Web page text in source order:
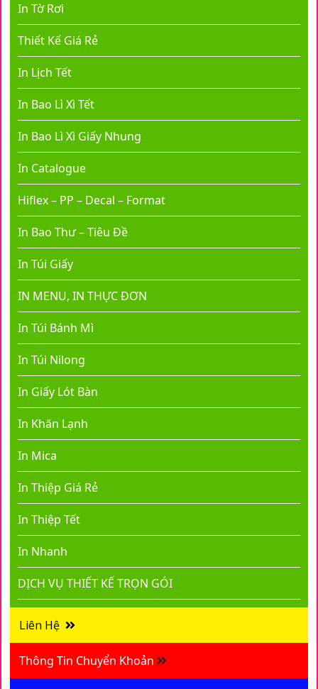
In Tờ Rơi
Thiết Kế Giá Rẻ
In Lịch Tết
In Bao Lì Xì Tết
In Bao Lì Xì Giấy Nhung
In Catalogue
Hiflex – PP – Decal – Format
In Bao Thư – Tiêu Đề
In Túi Giấy
IN MENU, IN THỰC ĐƠN
In Túi Bánh Mì
In Túi Nilong
In Giấy Lót Bàn
In Khăn Lạnh
In Mica
In Thiệp Giá Rẻ
In Thiệp Tết
In Nhanh
DỊCH VỤ THIẾT KẾ TRỌN GÓI
Liên Hệ
Thông Tin Chuyển Khoản